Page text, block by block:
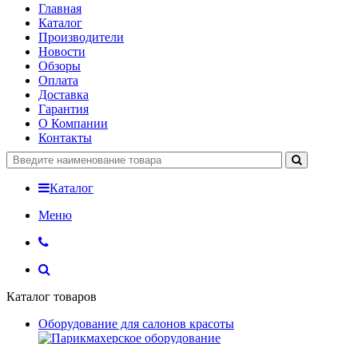
Главная
Каталог
Производители
Новости
Обзоры
Оплата
Доставка
Гарантия
О Компании
Контакты
Каталог
Меню
Каталог товаров
Оборудование для салонов красоты